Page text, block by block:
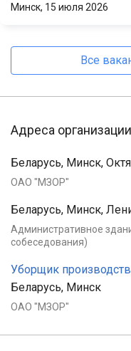
Минск, 15 июля 2026
Все
Адреса организации
Беларусь, Минск,
ОАО "МЗОР"
Беларусь, Минск,
Административное
собеседования)
Уборщик
Беларусь, Минск
ОАО "МЗОР"